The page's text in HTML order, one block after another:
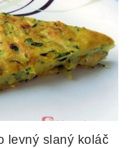
levný slaný koláč